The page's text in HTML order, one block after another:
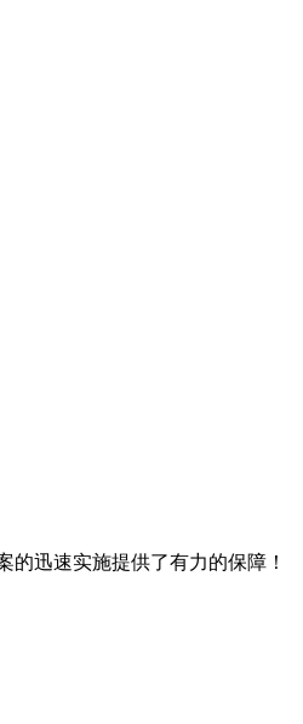
迅速实施提供了有力的保障！